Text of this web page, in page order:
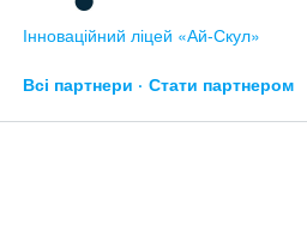
Інноваційний ліцей «Ай-Скул»
Всі партнери Стати партнером